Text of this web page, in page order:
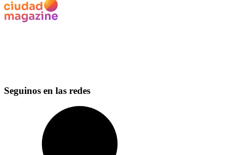
Seguinos en las redes